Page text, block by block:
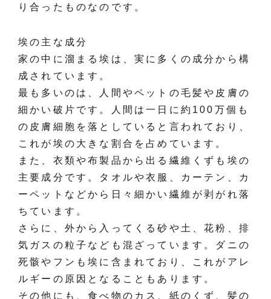
り合ったものなのです。
埃の主な成分
家の中に溜まる埃は、実に多くの成分から構
成されています。
最も多いのは、人間やペットの毛髪や皮膚の
細かい破片です。人間は一日に約100万個も
の皮膚細胞を落としていると言われており、
これが埃の大きな割合を占めています。
また、衣類や布製品から出る繊維くずも埃の
主要成分です。タオルや衣服、カーテン、カ
ーペットなどから日々細かい繊維が剥がれ落
ちています。
さらに、外から入ってくる砂や土、花粉、排
気ガスの粒子なども混ざっています。ダニの
死骸やフンも埃に含まれており、これがアレ
ルギーの原因となることもあります。
その他にも、食べ物のカス、紙のくず、髪の